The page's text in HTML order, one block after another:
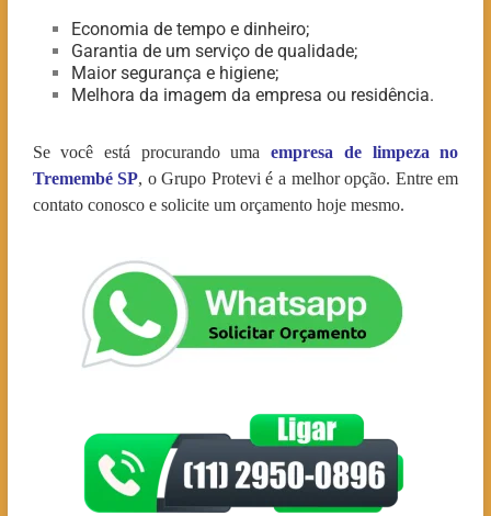
Economia de tempo e dinheiro;
Garantia de um serviço de qualidade;
Maior segurança e higiene;
Melhora da imagem da empresa ou residência.
Se você está procurando uma empresa de limpeza no
Tremembé SP, o Grupo Protevi é a melhor opção. Entre em
contato conosco e solicite um orçamento hoje mesmo.